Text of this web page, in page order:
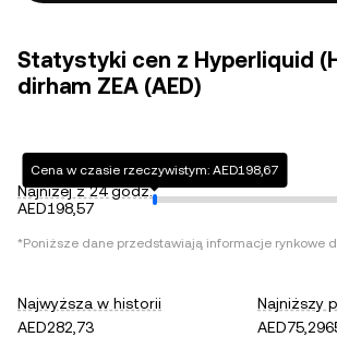
Statystyki cen z Hyperliquid
dirham ZEA (AED)
Najniżej z 24 godz.
AED198,57
Cena w czasie rzeczywistym: AED198,67
*Poniższe dane przedstawiają informacje rynkowe
Najwyższa w historii
AED282,73
Najniższy